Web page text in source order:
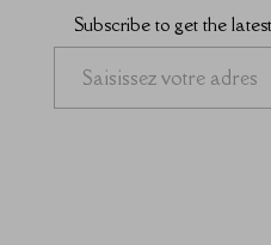
Subscribe to get the
Saisissez votre adresse e-mail…